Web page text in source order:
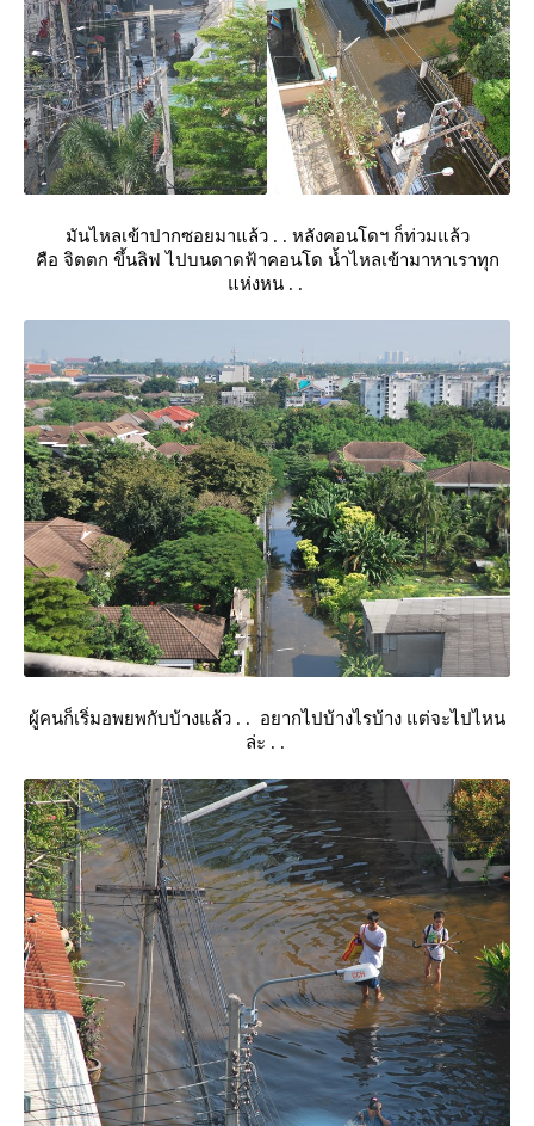
มันไหลเข้าปากซอยมาแล้ว . . หลังคอนโดฯ ก็ท่วมแล้ว
คือ จิตตก ขึ้นลิฟ ไปบนดาดฟ้าคอนโด น้ำไหลเข้ามาหาเราทุก
ห่งหน . .
ผู้คนก็เริ่มอพยพกับบ้างแล้ว . . อยากไปบ้างไรบ้าง แต่จะไปไหน
ล่ะ . .